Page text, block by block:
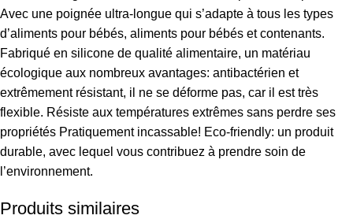
Avec une poignée ultra-longue qui s’adapte à tous les types
d’aliments pour bébés, aliments pour bébés et contenants.
Fabriqué en silicone de qualité alimentaire, un matériau
écologique aux nombreux avantages: antibactérien et
extrêmement résistant, il ne se déforme pas, car il est très
flexible. Résiste aux températures extrêmes sans perdre ses
propriétés Pratiquement incassable! Eco-friendly: un produit
durable, avec lequel vous contribuez à prendre soin de
l’environnement.
Produits similaires